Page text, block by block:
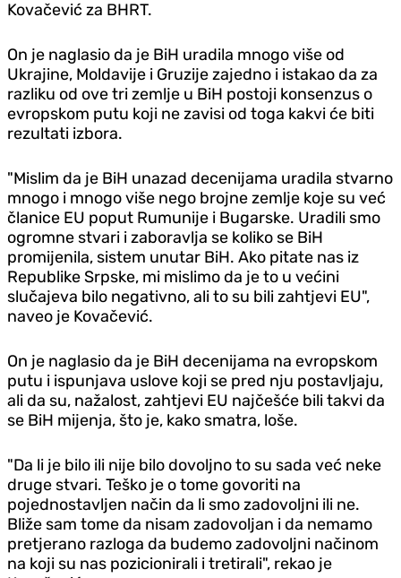
Kovačević za BHRT.
On je naglasio da je BiH uradila mnogo više od
Ukrajine, Moldavije i Gruzije zajedno i istakao da za
razliku od ove tri zemlje u BiH postoji konsenzus o
evropskom putu koji ne zavisi od toga kakvi će biti
rezultati izbora.
"Mislim da je BiH unazad decenijama uradila stvarno
mnogo i mnogo više nego brojne zemlje koje su već
članice EU poput Rumunije i Bugarske. Uradili smo
ogromne stvari i zaboravlja se koliko se BiH
promijenila, sistem unutar BiH. Ako pitate nas iz
Republike Srpske, mi mislimo da je to u većini
slučajeva bilo negativno, ali to su bili zahtjevi EU",
naveo je Kovačević.
On je naglasio da je BiH decenijama na evropskom
putu i ispunjava uslove koji se pred nju postavljaju,
ali da su, nažalost, zahtjevi EU najčešće bili takvi da
se BiH mijenja, što je, kako smatra, loše.
"Da li je bilo ili nije bilo dovoljno to su sada već neke
druge stvari. Teško je o tome govoriti na
pojednostavljen način da li smo zadovoljni ili ne.
Bliže sam tome da nisam zadovoljan i da nemamo
pretjerano razloga da budemo zadovoljni načinom
na koji su nas pozicionirali i tretirali", rekao je